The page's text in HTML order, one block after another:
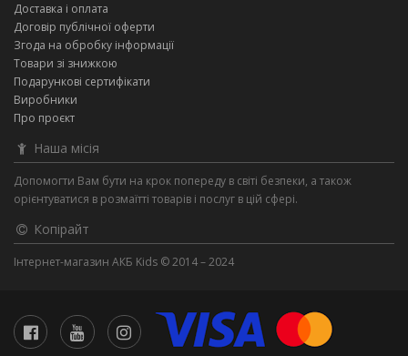
Доставка і оплата
Договір публічної оферти
Згода на обробку інформації
Товари зі знижкою
Подарункові сертифікати
Виробники
Про проєкт
Наша місія
Допомогти Вам бути на крок попереду в світі безпеки, а також
орієнтуватися в розмаїтті товарів і послуг в цій сфері.
Копірайт
Інтернет-магазин АКБ Kids © 2014 – 2024